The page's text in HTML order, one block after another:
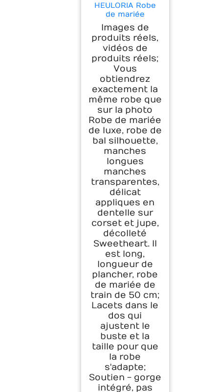
HEULORIA Robe
de mariée
Princesse Col V
Manche Longue
Dentelle Grande
Traine Robe de
Mariage BA-VL-
0627 (as4,
Numeric,
Numeric_42,
Regular, Regular,
White)
Images de
produits réels,
vidéos de
produits réels;
Vous
obtiendrez
exactement la
même robe que
sur la photo
Robe de mariée
de luxe, robe de
bal silhouette,
manches
longues
manches
transparentes,
délicat
appliques en
dentelle sur
corset et jupe,
décolleté
Sweetheart. Il
est long,
longueur de
plancher, robe
de mariée de
train de 50 cm;
Lacets dans le
dos qui
ajustent le
buste et la
taille pour que
la robe
s'adapte;
Soutien - gorge
intégré, pas